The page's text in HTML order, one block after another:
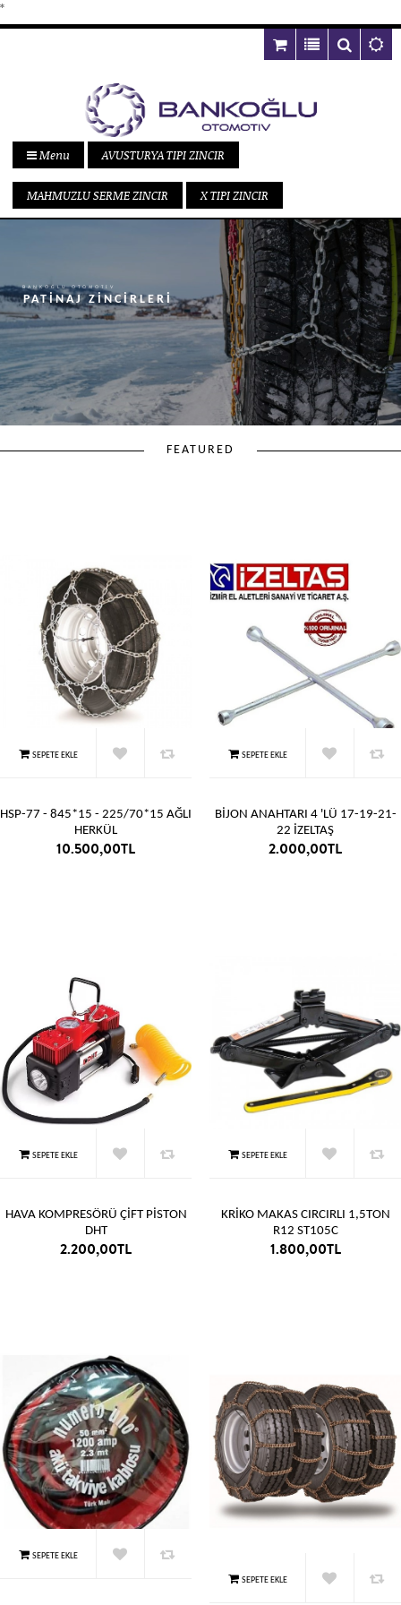
*
Menu AVUSTURYA TIPI ZINCIR
MAHMUZLU SERME ZINCIR X TIPI ZINCIR
BANKOĞLU OTOMOTİV
PATİNAJ ZİNCİRLERİ
FEATURED
HSP-77 - 845*15 - 225/70*15 AĞLI
HERKÜL
10.500,00TL
BİJON ANAHTARI 4 'LÜ 17-19-21-
22 İZELTAŞ
2.000,00TL
HAVA KOMPRESÖRÜ ÇİFT PİSTON
DHT
2.200,00TL
KRİKO MAKAS CIRCIRLI 1,5TON
R12 ST105C
1.800,00TL